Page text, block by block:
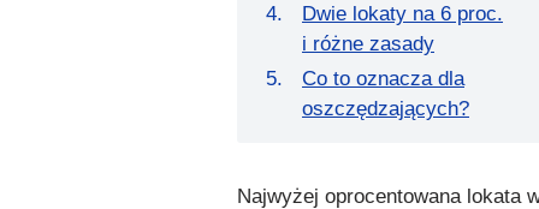
Dwie lokaty na 6 proc.
i różne zasady
Co to oznacza dla
oszczędzających?
Najwyżej oprocentowana lokata